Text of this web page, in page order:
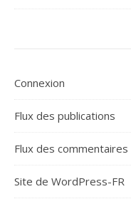
Connexion
Flux des publications
Flux des commentaires
Site de WordPress-FR